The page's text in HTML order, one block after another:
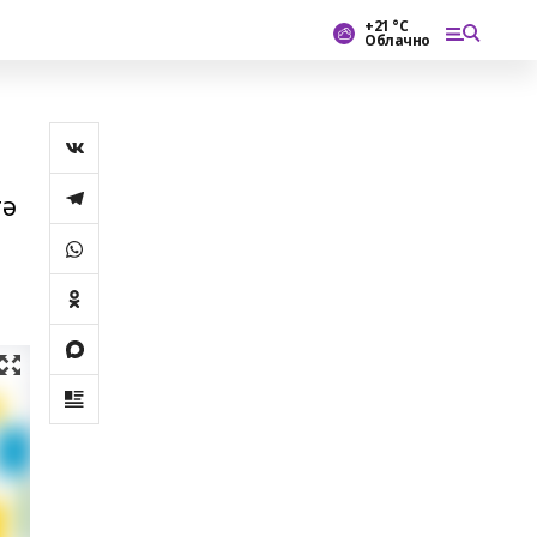
+21 °С
Облачно